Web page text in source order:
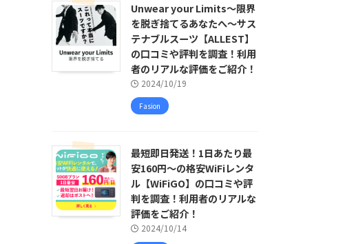
Unwear your Limits〜限界
を脱ぎ捨てるあなたへ〜サス
テナブルスーツ【ALLEST】
の口コミや評判を調査！利用
者のリアルな評価をご紹介！
2024/10/19
Fasion
最短即日発送！1日あたり最
安160円〜の格安WiFiレンタ
ル【WiFiGO】の口コミや評
判を調査！利用者のリアルな
評価をご紹介！
2024/10/14